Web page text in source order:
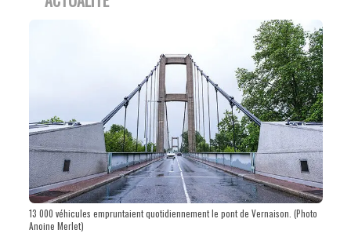
13 000 véhicules empruntaient quotidiennement le pont de Vernaison. (Photo
Anoine Merlet)